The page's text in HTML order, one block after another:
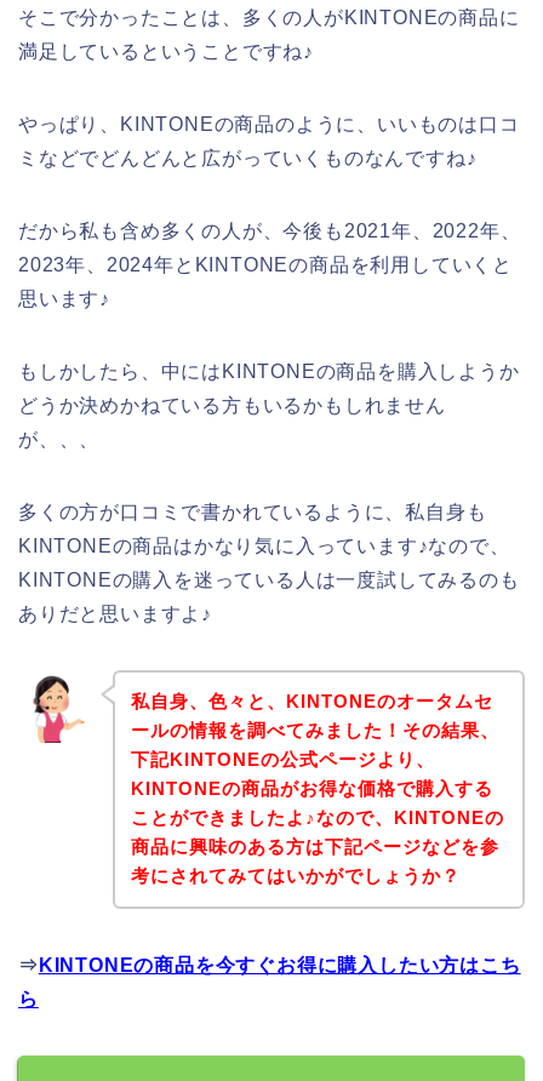
そこで分かったことは、多くの人がKINTONEの商品に
満足しているということですね♪
やっぱり、KINTONEの商品のように、いいものは口コ
ミなどでどんどんと広がっていくものなんですね♪
だから私も含め多くの人が、今後も2021年、2022年、
2023年、2024年とKINTONEの商品を利用していくと
思います♪
もしかしたら、中にはKINTONEの商品を購入しようか
どうか決めかねている方もいるかもしれません
が、、、
多くの方が口コミで書かれているように、私自身も
KINTONEの商品はかなり気に入っています♪なので、
KINTONEの購入を迷っている人は一度試してみるのも
ありだと思いますよ♪
私自身、色々と、KINTONEのオータムセ
ールの情報を調べてみました！その結果、
下記KINTONEの公式ページより、
KINTONEの商品がお得な価格で購入する
ことができましたよ♪なので、KINTONEの
商品に興味のある方は下記ページなどを参
考にされてみてはいかがでしょうか？
⇒ KINTONEの商品を今すぐお得に購入したい方はこち
ら